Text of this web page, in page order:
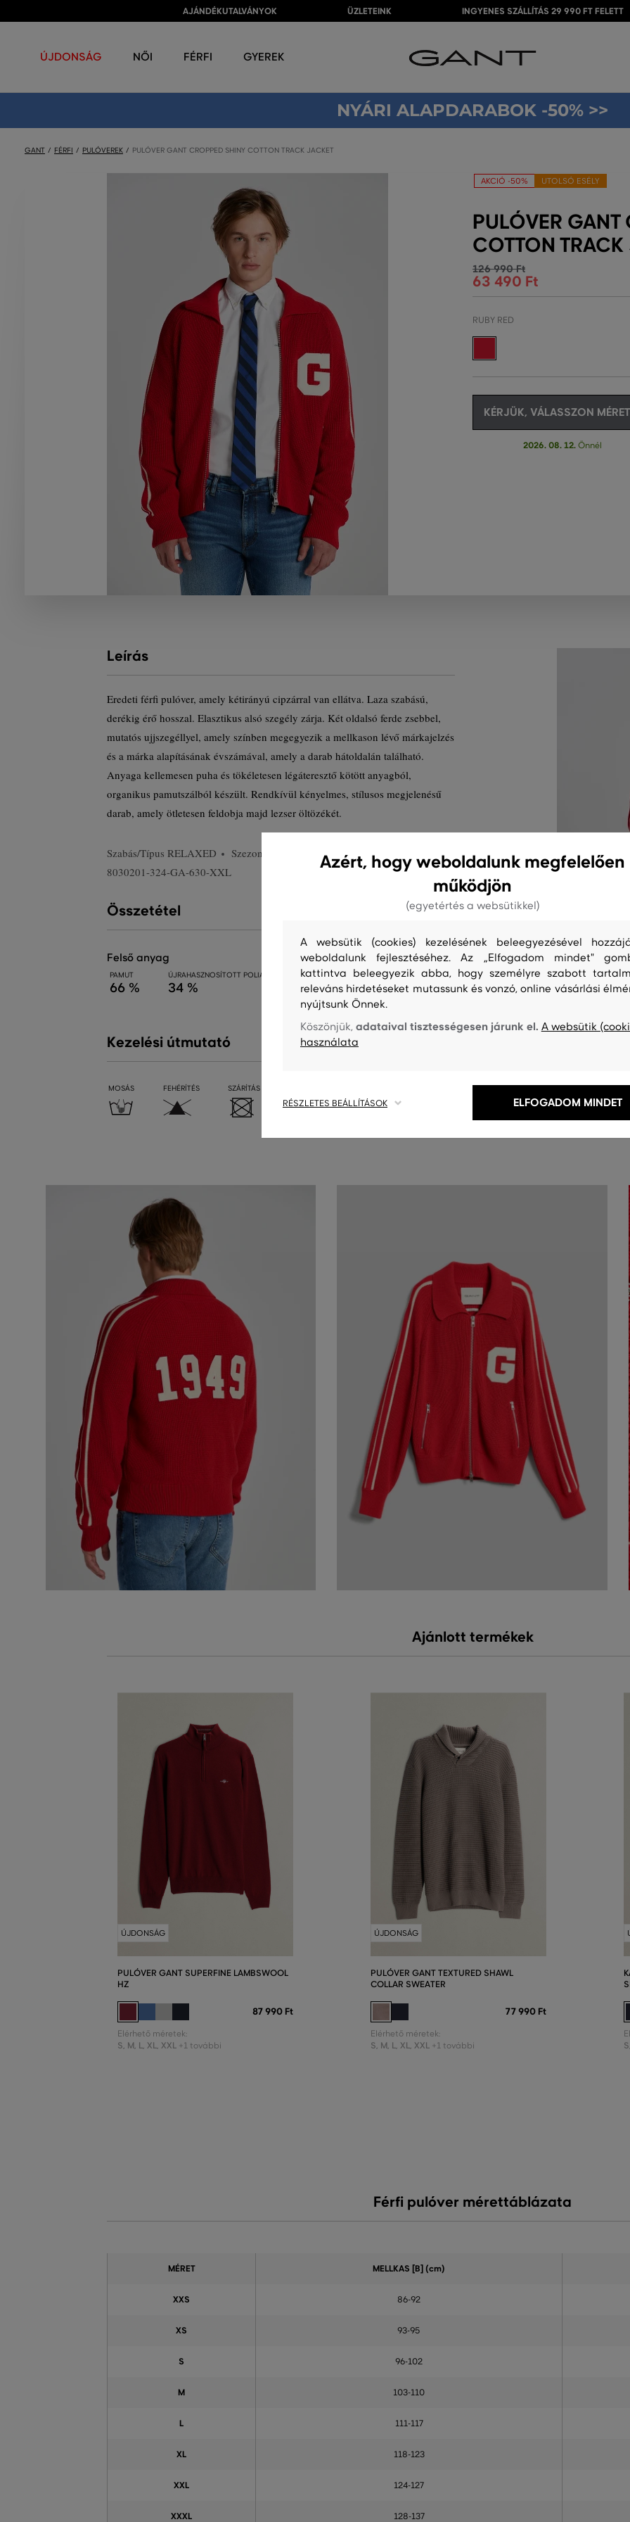
AJÁNDÉKUTALVÁNYOK ÜZLETEINK INGYENES SZÁLLÍTÁS 29 990 FT FELETT
ÚJDONSÁG NŐI FÉRFI GYEREK
NYÁRI ALAPDARABOK -50% >>
GANT FÉRFI PULÓVEREK PULÓVER GANT CROPPED SHINY COTTON TRACK JACKET
AKCIÓ -50% UTOLSÓ ESÉLY
PULÓVER
COTTON TRACK
126 990 Ft
63 490 Ft
RUBY RED
KÉRJÜK, VÁLASSZON
2026. 08. 12.Önnél
Leírás
Eredeti férfi pulóver, amely kétirányú cipzárral van ellátva. Laza szabású,
derékig érő hosszal. Elasztikus alsó szegély zárja. Két oldalsó ferde zsebbel,
mutatós ujjszegéllyel, amely színben megegyezik a mellkason lévő márkajelzés
és a márka alapításának évszámával, amely a darab hátoldalán található.
Anyaga kellemesen puha és tökéletesen légáteresztő kötött anyagból,
organikus pamutszálból készült. Rendkívül kényelmes, stílusos megjelenésű
darab, amely ötletesen feldobja majd lezser öltözékét.
Szabás/Típus RELAXED Szezon: SS24
Termék kódja
8030201-324-GA-630-XXL
Összetétel
felső anyag
PAMUT
66 %
ÚJRAHASZNOSÍTOTT POLIAMID
34 %
Kezelési útmutató
MOSÁS FEHÉRÍTÉS SZÁRÍTÁS
Ajánlott termékek
ÚJDONSÁG
PULÓVER GANT SUPERFINE LAMBSWOOL
HZ
87 990 Ft
Elérhető méretek:
S, M, L, XL, XXL +1 további
ÚJDONSÁG
PULÓVER GANT TEXTURED SHAWL
COLLAR SWEATER
77 990 Ft
Elérhető méretek:
S, M, L, XL, XXL +1 további S
Férfi pulóver mérettáblázata
MÉRET MELLKAS [B] (cm)
XXS 86-92
XS 93-95
S 96-102
M 103-110
L 111-117
XL 118-123
XXL 124-127
XXXL 128-137
Azért, hogy weboldalunk megfelelően
működjön
(egyetértés a websütikkel)
A websütik (cookies) kezelésének beleegyezésével
weboldalunk fejlesztéséhez. Az „Elfogadom mindet"
kattintva beleegyezik abba, hogy személyre szabott
releváns hirdetéseket mutassunk és vonzó, online vásárlási
nyújtsunk Önnek.
Köszönjük,adataival tisztességesen járunk el. A websütik
használata
RÉSZLETES BEÁLLÍTÁSOK ELFOGADOM MINDET